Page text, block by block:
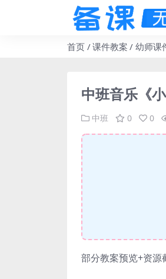
首页 课件教案 幼师课
中班音乐《
中班 0 0
部分教案预览+资源